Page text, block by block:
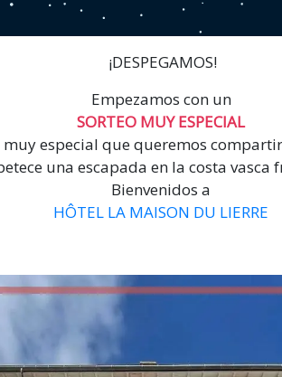
¡DESPEGAMOS!
Empezamos con un
SORTEO MUY ESPECIAL
especial que queremos
una escapada en la costa vasca
Bienvenidos a
HÔTEL LA MAISON DU LIERRE